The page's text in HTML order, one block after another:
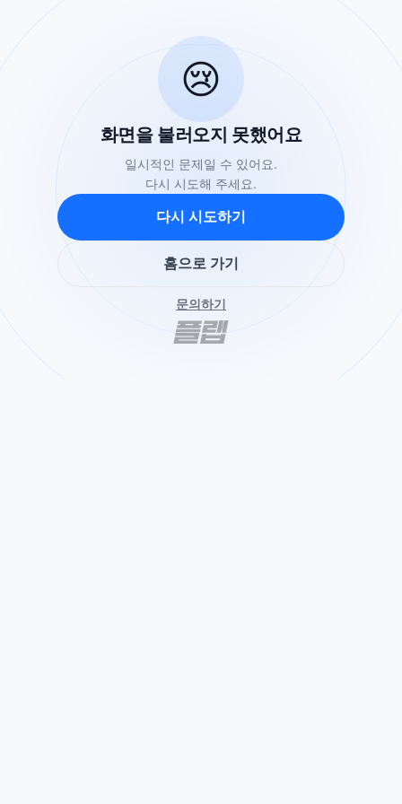
😢
화면을 불러오지 못했어요
일시적인 문제일 수 있어요.
다시 시도해 주세요.
다시 시도하기
홈으로 가기
문의하기